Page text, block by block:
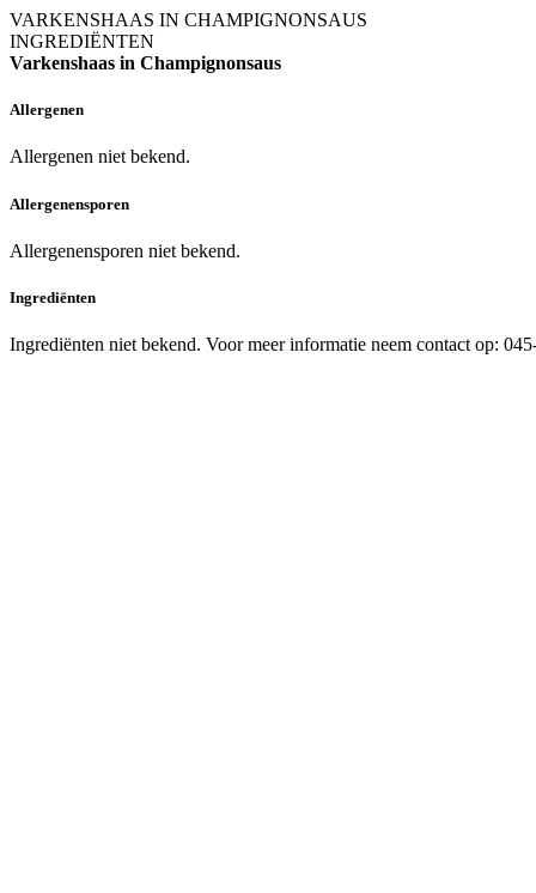
VARKENSHAAS IN CHAMPIGNONSAUS
INGREDIËNTEN
Varkenshaas in Champignonsaus
Allergenen
Allergenen niet bekend.
Allergenensporen
Allergenensporen niet bekend.
Ingrediënten
Ingrediënten niet bekend. Voor meer informatie neem contact op: